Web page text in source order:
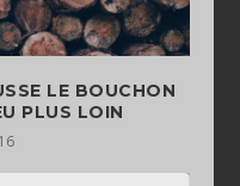
LE BOUCHON